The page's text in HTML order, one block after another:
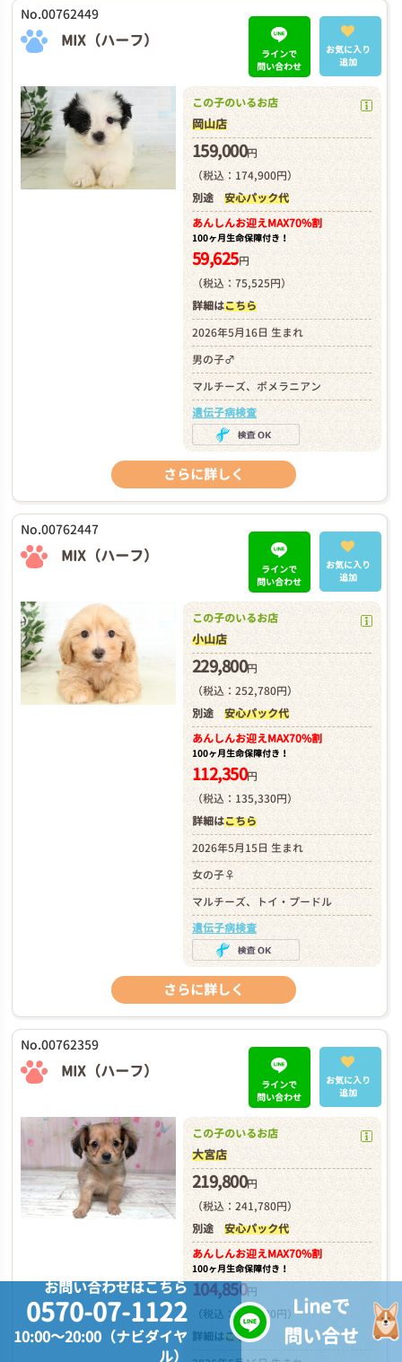
No.00762449
MIX（ハーフ）
ラインで
問い合わせ
お気に入り
追加
この子のいるお店
岡山店
159,000円
（税込：174,900円）
別途 安心パック代
あんしんお迎えMAX70%割
100ヶ月生命保障付き！
59,625円
（税込：75,525円）
詳細はこちら
2026年5月16日 生まれ
男の子♂
マルチーズ、ポメラニアン
遺伝子病検査
さらに詳しく
No.00762447
MIX（ハーフ）
ラインで
問い合わせ
お気に入り
追加
この子のいるお店
小山店
229,800円
（税込：252,780円）
別途 安心パック代
あんしんお迎えMAX70%割
100ヶ月生命保障付き！
112,350円
（税込：135,330円）
詳細はこちら
2026年5月15日 生まれ
女の子♀
マルチーズ、トイ・プードル
遺伝子病検査
さらに詳しく
No.00762359
MIX（ハーフ）
ラインで
問い合わせ
お気に入り
追加
この子のいるお店
大宮店
219,800円
（税込：241,780円）
別途 安心パック代
あんしんお迎えMAX70%割
100ヶ月生命保障付き！
104,850円
（税込：126,830円）
詳細はこちら
お問い合わせはこちら
0570-07-1122
10:00～20:00（ナビダイヤ
ル）
Lineで
問い合せ